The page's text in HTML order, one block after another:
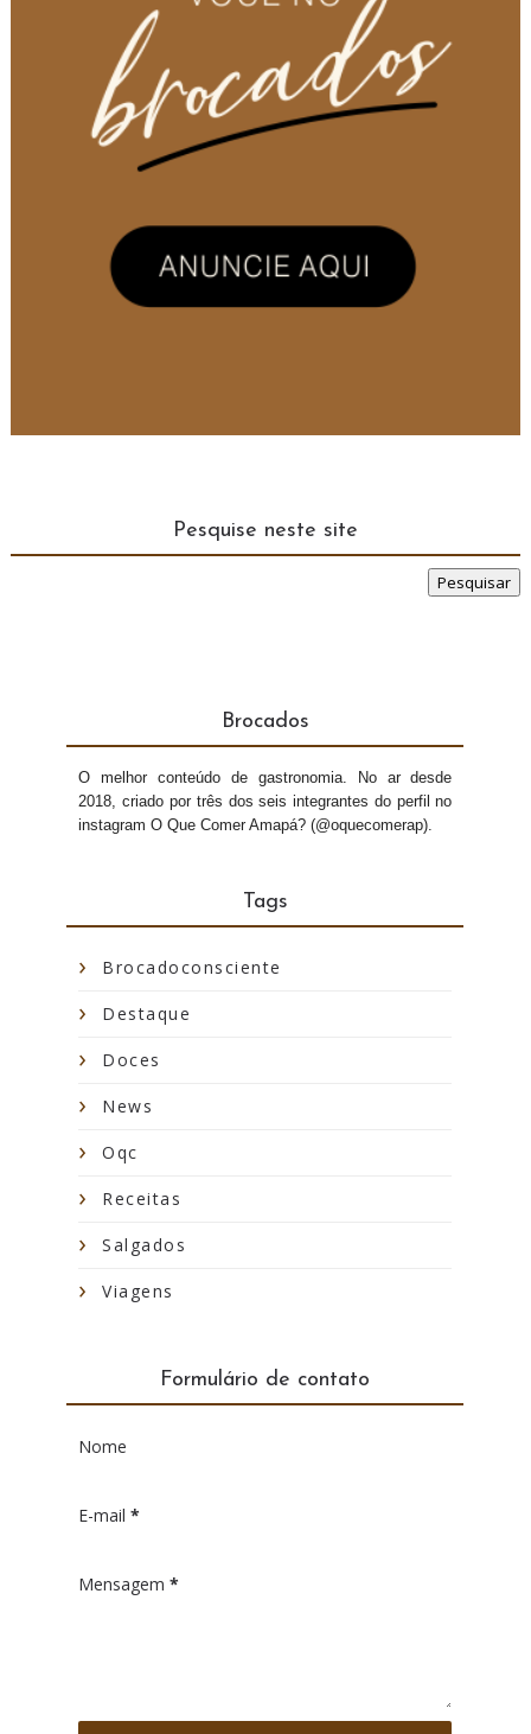
Pesquise neste site
Brocados
O melhor conteúdo de gastronomia. No ar desde
2018, criado por três dos seis integrantes do perfil no
instagram O Que Comer Amapá? (@oquecomerap).
Tags
Brocadoconsciente
Destaque
Doces
News
Oqc
Receitas
Salgados
Viagens
Formulário de contato
Nome
E-mail*
Mensagem*